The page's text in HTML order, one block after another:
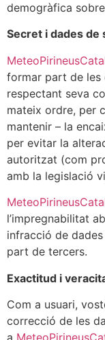
demogràfica
Secret i dades de
formar part de les
respectant seva
mateix ordre, per
mantenir – la
per evitar la
autoritzat (com
amb la legislació
l’impregnabilitat
infracció de
part de tercers.
Exactitud i
Com a usuari,
correcció de les